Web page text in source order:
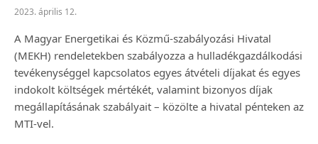
2023. április 12.
A Magyar Energetikai és Közmű-szabályozási Hivatal
(MEKH) rendeletekben szabályozza a hulladékgazdálkodási
tevékenységgel kapcsolatos egyes átvételi díjakat és egyes
indokolt költségek mértékét, valamint bizonyos díjak
megállapításának szabályait – közölte a hivatal pénteken az
MTI-vel.